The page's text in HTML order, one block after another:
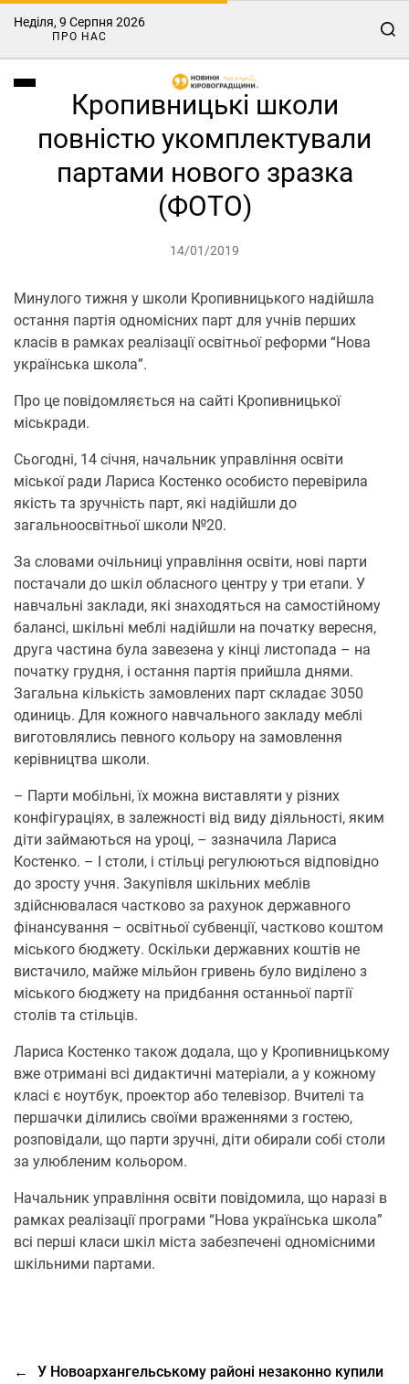
Неділя, 9 Серпня 2026
ПРО НАС
Кропивницькі школи
повністю укомплектували
партами нового зразка
(ФОТО)
14/01/2019
Минулого тижня у школи Кропивницького надійшла
остання партія одномісних парт для учнів перших
класів в рамках реалізації освітньої реформи “Нова
українська школа”.
Про це повідомляється на сайті Кропивницької
міськради.
Сьогодні, 14 січня, начальник управління освіти
міської ради Лариса Костенко особисто перевірила
якість та зручність парт, які надійшли до
загальноосвітньої школи №20.
За словами очільниці управління освіти, нові парти
постачали до шкіл обласного центру у три етапи. У
навчальні заклади, які знаходяться на самостійному
балансі, шкільні меблі надійшли на початку вересня,
друга частина була завезена у кінці листопада – на
початку грудня, і остання партія прийшла днями.
Загальна кількість замовлених парт складає 3050
одиниць. Для кожного навчального закладу меблі
виготовлялись певного кольору на замовлення
керівництва школи.
– Парти мобільні, їх можна виставляти у різних
конфігураціях, в залежності від виду діяльності, яким
діти займаються на уроці, – зазначила Лариса
Костенко. – І столи, і стільці регулюються відповідно
до зросту учня. Закупівля шкільних меблів
здійснювалася частково за рахунок державного
фінансування – освітньої субвенції, частково коштом
міського бюджету. Оскільки державних коштів не
вистачило, майже мільйон гривень було виділено з
міського бюджету на придбання останньої партії
столів та стільців.
Лариса Костенко також додала, що у Кропивницькому
вже отримані всі дидактичні матеріали, а у кожному
класі є ноутбук, проектор або телевізор. Вчителі та
першачки ділились своїми враженнями з гостею,
розповідали, що парти зручні, діти обирали собі столи
за улюбленим кольором.
Начальник управління освіти повідомила, що наразі в
рамках реалізації програми “Нова українська школа”
всі перші класи шкіл міста забезпечені одномісними
шкільними партами.
←
У Новоархангельському районі незаконно купили